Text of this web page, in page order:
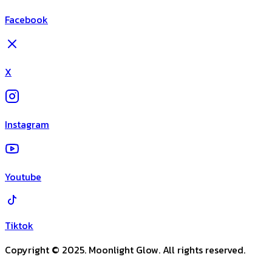
Facebook
X
Instagram
Youtube
Tiktok
Copyright © 2025. Moonlight Glow. All rights reserved.